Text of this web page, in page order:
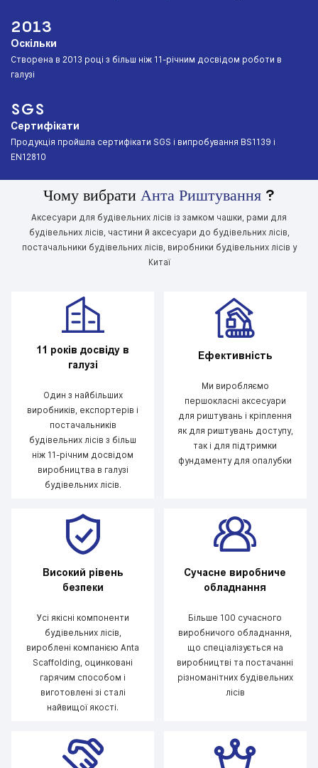
2013
Оскільки
︎Створена в 2013 році з більш ніж 11-річним досвідом роботи в
галузі
SGS
Сертифікати
︎Продукція пройшла сертифікати SGS і випробування BS1139 і
EN12810
Чому вибрати Анта Риштування ?
Аксесуари для будівельних лісів із замком чашки, рами для
будівельних лісів, частини й аксесуари до будівельних лісів,
постачальники будівельних лісів, виробники будівельних лісів у
Китаї
11 років досвіду в
галузі
Один з найбільших
виробників, експортерів і
постачальників
будівельних лісів з більш
ніж 11-річним досвідом
виробництва в галузі
будівельних лісів.
Ефективність
Ми виробляємо
першокласні аксесуари
для риштувань і кріплення
як для риштувань доступу,
так і для підтримки
фундаменту для опалубки
Високий рівень
безпеки
Усі якісні компоненти
будівельних лісів,
вироблені компанією Anta
Scaffolding, оцинковані
гарячим способом і
виготовлені зі сталі
найвищої якості.
Сучасне виробниче
обладнання
Більше 100 сучасного
виробничого обладнання,
що спеціалізується на
виробництві та постачанні
різноманітних будівельних
лісів